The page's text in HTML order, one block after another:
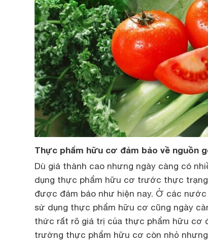
Thực phẩm hữu cơ đảm bảo về nguồn
Dù giá thành cao nhưng ngày càng có
dụng thực phẩm hữu cơ trước thực
được đảm bảo như hiện nay. Ở các
sử dụng thực phẩm hữu cơ cũng ngày
thức rất rõ giá trị của thực phẩm hữu cơ
trường thực phẩm hữu cơ còn nhỏ